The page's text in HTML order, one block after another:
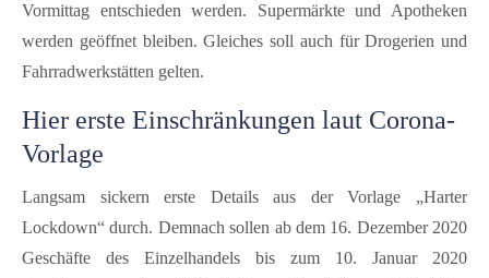
Vormittag entschieden werden. Supermärkte und Apotheken
werden geöffnet bleiben. Gleiches soll auch für Drogerien und
Fahrradwerkstätten gelten.
Hier erste Einschränkungen laut Corona-
Vorlage
Langsam sickern erste Details aus der Vorlage „Harter
Lockdown“ durch. Demnach sollen ab dem 16. Dezember 2020
Geschäfte des Einzelhandels bis zum 10. Januar 2020